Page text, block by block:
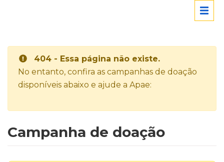
404 - Essa página não existe.
No entanto, confira as campanhas de doação
disponíveis abaixo e ajude a Apae:
Campanha de doação